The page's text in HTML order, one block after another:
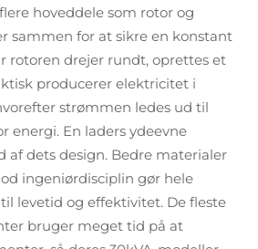
hoveddele som rotor og
sammen for at sikre en konstant
rotoren drejer rundt, oprettes et
producerer elektricitet i
strømmen ledes ud til
energi. En laders ydeevne
af dets design. Bedre materialer
ingeniørdisciplin gør hele
levetid og effektivitet. De fleste
bruger meget tid på at